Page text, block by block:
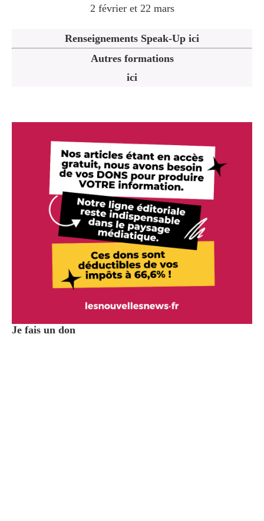
2 février et 22 mars
Renseignements Speak-Up ici
Autres formations
ici
Je fais un don